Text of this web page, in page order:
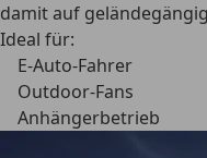
damit auf
Ideal für:
E-Auto-Fahrer
Outdoor-Fans
Anhängerbetrieb